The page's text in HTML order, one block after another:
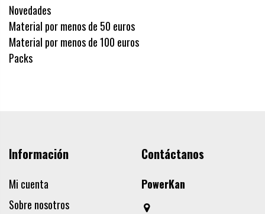
Novedades
Material por menos de 50 euros
Material por menos de 100 euros
Packs
Información
Mi cuenta
Sobre nosotros
Contáctanos
PowerKan